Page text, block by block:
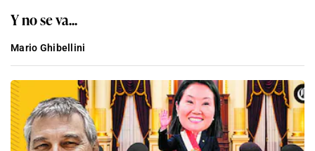
Y no se va...
Mario Ghibellini